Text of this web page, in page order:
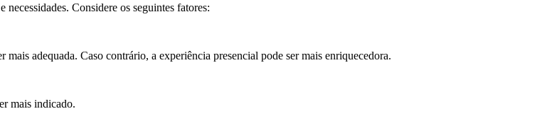
necessidades. Considere os seguintes fatores:
adequada. Caso contrário, a experiência presencial pode ser mais enriquecedora.
mais indicado.